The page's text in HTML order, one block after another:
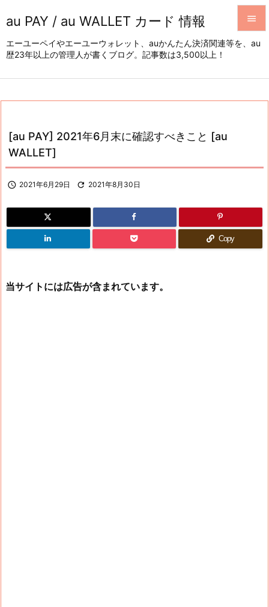
au PAY / au WALLET カード 情報
エーユーペイやエーユーウォレット、auかんたん決済関連等を、au
歴23年以上の管理人が書くブログ。記事数は3,500以上！




[au PAY] 2021年6月末に確認すべきこと [au
WALLET]
 2021年6月29日  2021年8月30日
Copy
当サイトには広告が含まれています。